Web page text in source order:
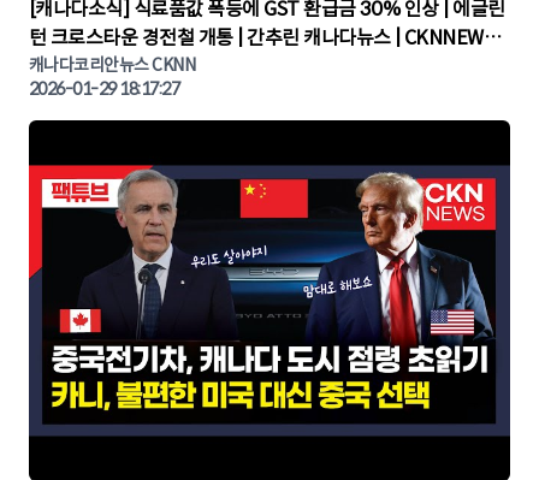
[캐나다소식] 식료품값 폭등에 GST 환급금 30% 인상 | 에글린
턴 크로스타운 경전철 개통 | 간추린 캐나다뉴스 | CKNNEWS,
캐나다코리안뉴스
캐나다코리안뉴스 CKNN
2026-01-29 18:17:27